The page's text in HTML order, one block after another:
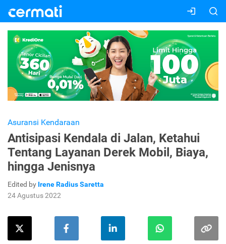
Asuransi Kendaraan
Antisipasi Kendala di Jalan, Ketahui
Tentang Layanan Derek Mobil, Biaya,
hingga Jenisnya
Edited by Irene Radius Saretta
24 Agustus 2022